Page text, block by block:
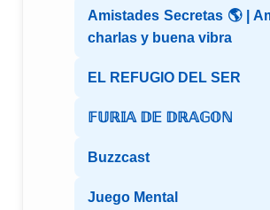
Amistades Secretas 🌎 |
charlas y buena vibra
EL REFUGIO DEL SER
𝔽𝕌ℝ𝕀𝔸 𝔻𝔼 𝔻ℝ𝔸𝔾𝕆ℕ
Buzzcast
Juego Mental